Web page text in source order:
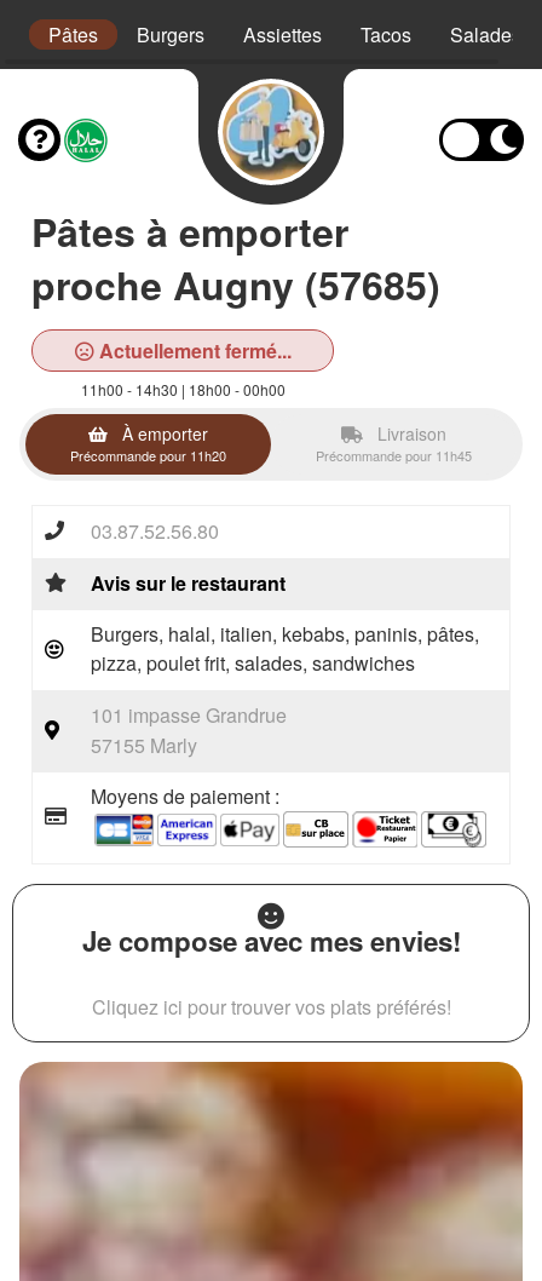
Pâtes Burgers Assiettes Tacos Salades
Pâtes à emporter
proche Augny (57685)
Actuellement fermé...
11h00 - 14h30 | 18h00 - 00h00
À emporter
Précommande pour 11h20
Livraison
Précommande pour 11h45
03.87.52.56.80
Avis sur le restaurant
Burgers, halal, italien, kebabs, paninis, pâtes,
pizza, poulet frit, salades, sandwiches
101 impasse Grandrue
57155 Marly
Moyens de paiement :
Je compose avec mes envies!
Cliquez ici pour trouver vos plats préférés!